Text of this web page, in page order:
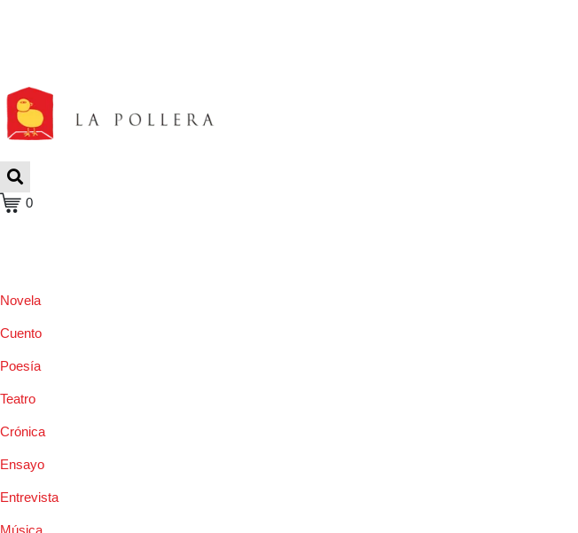
0
Novela
Cuento
Poesía
Teatro
Crónica
Ensayo
Entrevista
Música